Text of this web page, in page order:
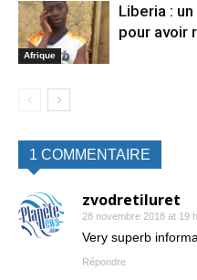
Afrique
Liberia :
pour avoir
1 COMMENTAIRE
zvodretiluret
28 novembre 2018 at 19
Very superb
Répondre